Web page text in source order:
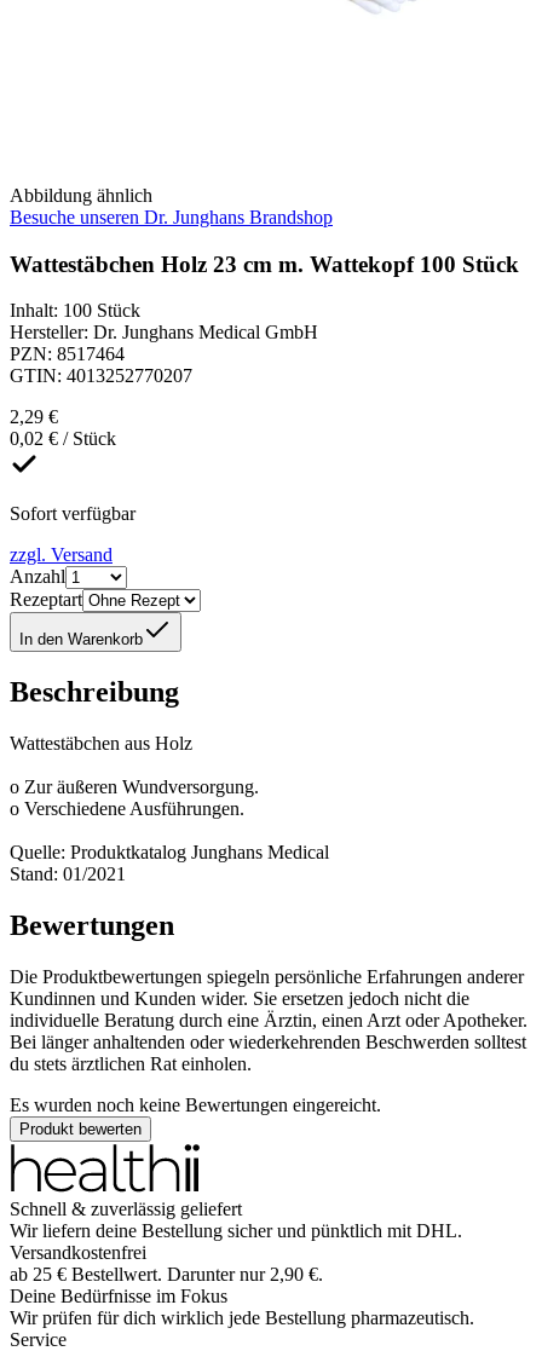
Abbildung ähnlich
Besuche unseren Dr. Junghans Brandshop
Wattestäbchen Holz 23 cm m. Wattekopf 100 Stück
Inhalt: 100 Stück
Hersteller: Dr. Junghans Medical GmbH
PZN: 8517464
GTIN: 4013252770207
2,29 €
0,02 € / Stück
Sofort verfügbar
zzgl. Versand
Anzahl
Rezeptart
In den Warenkorb
Beschreibung
Wattestäbchen aus Holz
o Zur äußeren Wundversorgung.
o Verschiedene Ausführungen.
Quelle: Produktkatalog Junghans Medical
Stand: 01/2021
Bewertungen
Die Produktbewertungen spiegeln persönliche Erfahrungen anderer
Kundinnen und Kunden wider. Sie ersetzen jedoch nicht die
individuelle Beratung durch eine Ärztin, einen Arzt oder Apotheker.
Bei länger anhaltenden oder wiederkehrenden Beschwerden solltest
du stets ärztlichen Rat einholen.
Es wurden noch keine Bewertungen eingereicht.
Produkt bewerten
Schnell & zuverlässig geliefert
Wir liefern deine Bestellung sicher und pünktlich mit DHL.
Versandkostenfrei
ab 25 € Bestellwert. Darunter nur 2,90 €.
Deine Bedürfnisse im Fokus
Wir prüfen für dich wirklich jede Bestellung pharmazeutisch.
Service